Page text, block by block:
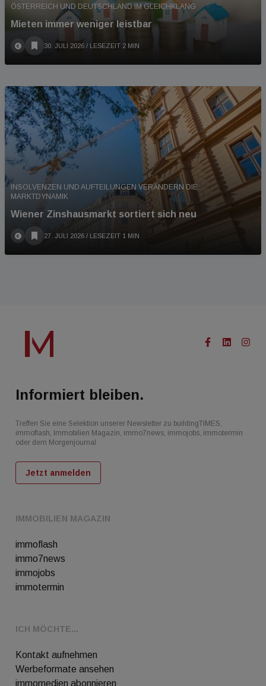
ÖSTERREICH UND DEUTSCHLAND IM GLEICHKLANG
Mieten immer weniger leistbar
30. JULI 2026 / LESEZEIT 2 MIN
INSOLVENZEN UND AUFTEILUNGEN VERÄNDERN DIE
MARKTDYNAMIK
Wiener Zinshausmarkt sortiert sich neu
27. JULI 2026 / LESEZEIT 1 MIN
IMMOBILIEN MAGAZIN
immoflash
immo7news
immojobs
immotermin
ICH MÖCHTE...
Kontakt aufnehmen
Werbeformate ansehen
immomedien abonnieren
Informiert bleiben.
Treffen Sie eine Selektion unserer Newsletter zu buildingTIMES,
immoflash, Immobilien Magazin, immo7news, immojobs, immotermin
oder dem Morgenjournal
Jetzt anmelden